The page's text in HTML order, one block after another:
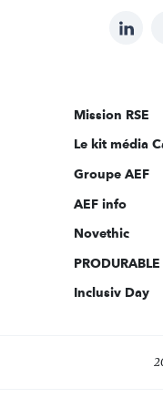
sur:
Mission RSE
Le kit média
Groupe AEF
AEF info
Novethic
PRODURABLE
Inclusiv Day